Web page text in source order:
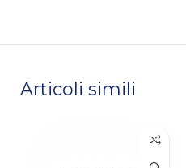
Articoli simili